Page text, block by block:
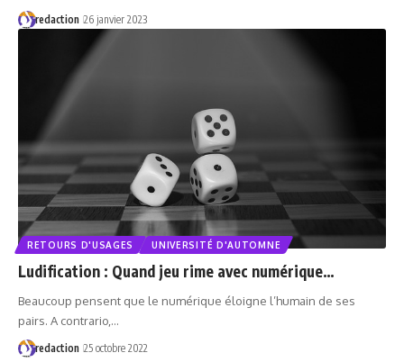
redaction 26 janvier 2023
RETOURS D'USAGES UNIVERSITÉ D'AUTOMNE
Ludification : Quand jeu rime avec numérique…
Beaucoup pensent que le numérique éloigne l’humain de ses
pairs. A contrario,…
redaction 25 octobre 2022